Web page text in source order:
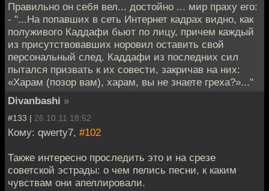
Правильно он себя вел... достойно ... мир праху его:
- "...На попавших в сеть Интернет кадрах видно, как
полуживого Каддафи бьют по лицу, причем каждый
из присутствовавших норовил оставить свой
персональный след. Каддафи из последних сил
пытался призвать к их совести, закричав на них:
«Харам (позор вам), харам, вы не знаете греха?»..."
Divanbashi »
#133 | 26.10.11 18:52
Кому: qwerty7, #102
Также интересно проследить это и на срезе
советской эстрады: о чем пелись песни, к каким
чувствам они апеллировали.